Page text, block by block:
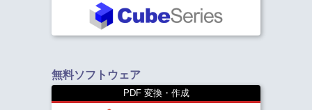
無料ソフトウェア
PDF 変換・作成